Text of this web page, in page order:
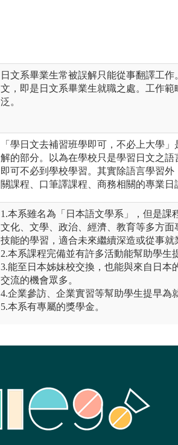
日文系畢業生常被誤解只能從事翻譯工作
文，即是日文系畢業生就職之處。工作
泛。
「學日文去補習班學即可，不必上大學
解的部分。以為在學校只是學習日文之
即可不必到學校學習。其實除語言學習
關課程、口筆譯課程、商務相關的專業日
1.本系雖名為「日本語文學系」，但是課
文化、文學、政治、經濟、教育等多方面
技能的學習，適合未來繼續深造或從事就
2.本系課程完備並有許多活動能幫助學生
3.能至日本姊妹校交換，也能與來自日本
交流的機會眾多。
4.企業參訪、企業實習等幫助學生提早為
5.本系有專屬的獎學金。